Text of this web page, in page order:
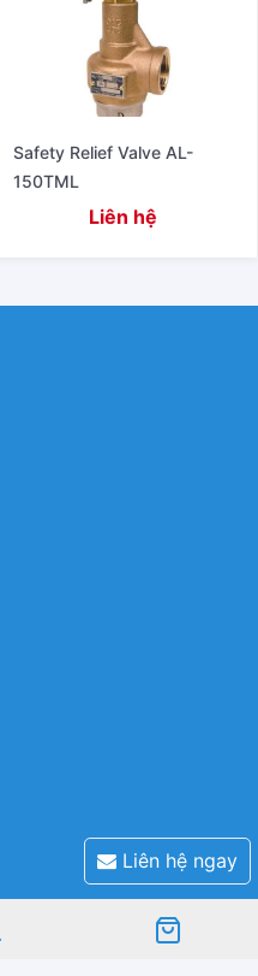
Safety Relief Valve AL-
150TML
Liên hệ
Liên hệ ngay